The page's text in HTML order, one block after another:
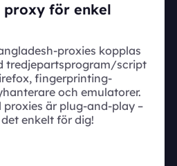
proxy för enkel
proxies kopplas
tredjepartsprogram/script
fingerprinting-
och emulatorer.
proxies är plug-and-play –
enkelt för dig!